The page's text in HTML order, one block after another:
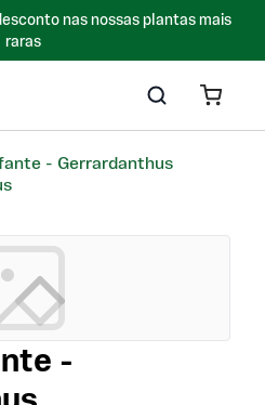
nas nossas plantas mais
raras
- Gerrardanthus
-